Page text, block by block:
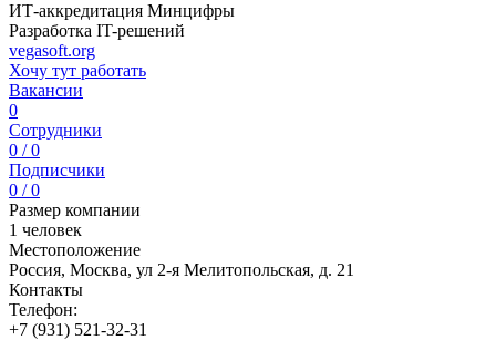
ИТ-аккредитация Минцифры
Разработка IT-решений
vegasoft.org
Хочу тут работать
Вакансии
0
Сотрудники
0 / 0
Подписчики
0 / 0
Размер компании
1 человек
Местоположение
Россия, Москва, ул 2-я Мелитопольская, д. 21
Контакты
Телефон:
+7 (931) 521-32-31